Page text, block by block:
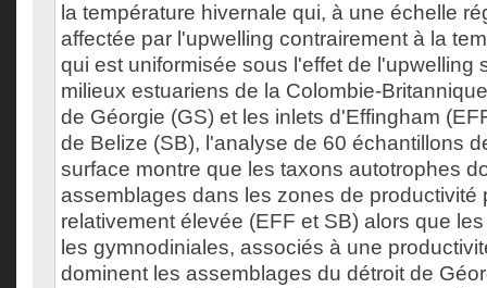
la température hivernale qui, à une échelle
affectée par l'upwelling contrairement à la
qui est uniformisée sous l'effet de l'upwelling
milieux estuariens de la Colombie-
de Géorgie (GS) et les inlets d'Effingham
de Belize (SB), l'analyse de 60 échantillons
surface montre que les taxons autotrophes
assemblages dans les zones de productivité
relativement élevée (EFF et SB) alors que
les gymnodiniales, associés à une
dominent les assemblages du détroit de